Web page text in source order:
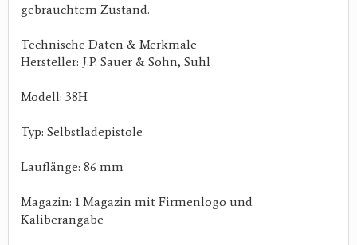
gebrauchtem Zustand.
Technische Daten & Merkmale
Hersteller: J.P. Sauer & Sohn, Suhl
Modell: 38H
Typ: Selbstladepistole
Lauflänge: 86 mm
Magazin: 1 Magazin mit Firmenlogo und
Kaliberangabe